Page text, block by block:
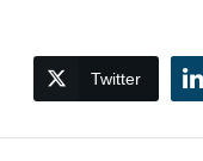
Twitter